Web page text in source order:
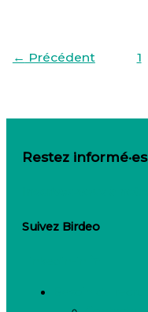
← Précédent 1
Restez informé·es
Suivez Birdeo